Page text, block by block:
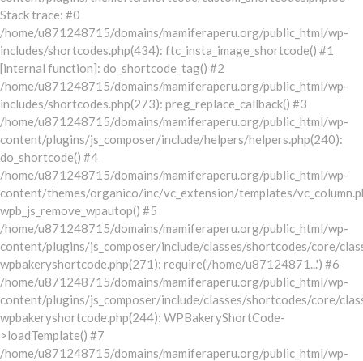
Stack trace: #0
/home/u871248715/domains/mamiferaperu.org/public_html/wp-
includes/shortcodes.php(434): ftc_insta_image_shortcode() #1
[internal function]: do_shortcode_tag() #2
/home/u871248715/domains/mamiferaperu.org/public_html/wp-
includes/shortcodes.php(273): preg_replace_callback() #3
/home/u871248715/domains/mamiferaperu.org/public_html/wp-
content/plugins/js_composer/include/helpers/helpers.php(240):
do_shortcode() #4
/home/u871248715/domains/mamiferaperu.org/public_html/wp-
content/themes/organico/inc/vc_extension/templates/
wpb_js_remove_wpautop() #5
/home/u871248715/domains/mamiferaperu.org/public_html/wp-
content/plugins/js_composer/include/classes/shortcodes/core/
wpbakeryshortcode.php(271): require('/home/u87124871...') #6
/home/u871248715/domains/mamiferaperu.org/public_html/wp-
content/plugins/js_composer/include/classes/shortcodes/core/
wpbakeryshortcode.php(244): WPBakeryShortCode-
>loadTemplate() #7
/home/u871248715/domains/mamiferaperu.org/public_html/wp-